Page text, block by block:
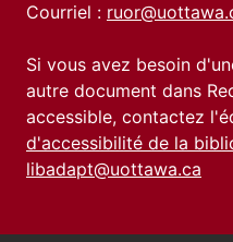
Courriel :
Si vous avez besoin
autre document dans
accessible, contactez
d'accessibilité de la
libadapt@uottawa.ca